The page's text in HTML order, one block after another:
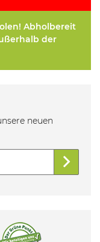
Abholbereit
der
neuen